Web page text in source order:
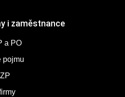
i zaměstnance
a PO
pojmu